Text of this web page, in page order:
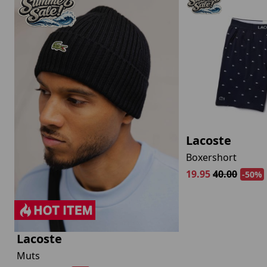
Lacoste
Muts
Lacoste
Boxershort
19.9540.00 -50%